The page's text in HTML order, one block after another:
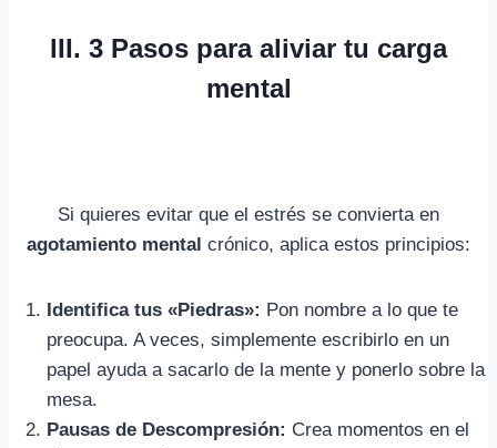
III. 3 Pasos para aliviar tu carga
mental
Si quieres evitar que el estrés se convierta en
agotamiento mental crónico, aplica estos principios:
Identifica tus «Piedras»: Pon nombre a lo que te
preocupa. A veces, simplemente escribirlo en un
papel ayuda a sacarlo de la mente y ponerlo sobre la
mesa.
Pausas de Descompresión: Crea momentos en el